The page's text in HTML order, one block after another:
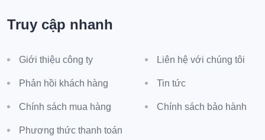
Truy cập nhanh
Giới thiệu công ty Liên hệ với chúng tôi
Phản hồi khách hàng Tin tức
Chính sách mua hàng Chính sách bảo hành
Phương thức thanh toán